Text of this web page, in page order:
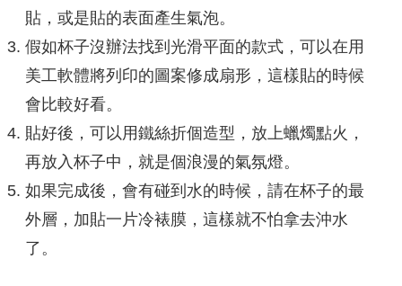
貼，或是貼的表面產生氣泡。
假如杯子沒辦法找到光滑平面的款式，可以在用
美工軟體將列印的圖案修成扇形，這樣貼的時候
會比較好看。
貼好後，可以用鐵絲折個造型，放上蠟燭點火，
再放入杯子中，就是個浪漫的氣氛燈。
如果完成後，會有碰到水的時候，請在杯子的最
外層，加貼一片冷裱膜，這樣就不怕拿去沖水
了。